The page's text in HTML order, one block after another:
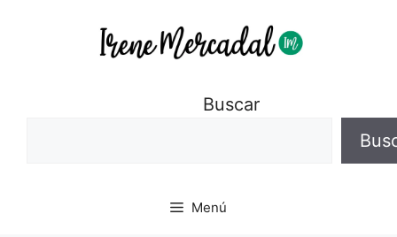
Buscar
Menú